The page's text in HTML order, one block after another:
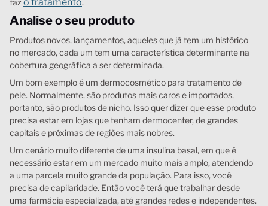
Analise o seu produto
Produtos novos, lançamentos, aqueles que já tem um histórico
no mercado, cada um tem uma característica determinante na
cobertura geográfica a ser determinada.
Um bom exemplo é um dermocosmético para tratamento de
pele. Normalmente, são produtos mais caros e importados,
portanto, são produtos de nicho. Isso quer dizer que esse produto
precisa estar em lojas que tenham dermocenter, de grandes
capitais e próximas de regiões mais nobres.
Um cenário muito diferente de uma insulina basal, em que é
necessário estar em um mercado muito mais amplo, atendendo
a uma parcela muito grande da população. Para isso, você
precisa de capilaridade. Então você terá que trabalhar desde
uma farmácia especializada, até grandes redes e independentes.